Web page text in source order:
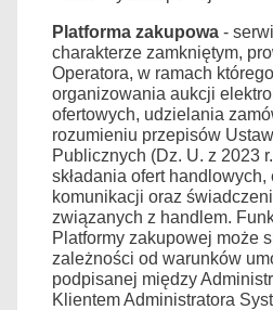
Platforma zakupowa -
charakterze zamkniętym,
Operatora, w ramach
organizowania aukcji
ofertowych, udzielania
rozumieniu przepisów
Publicznych (Dz. U. z 2023
składania ofert
komunikacji oraz
związanych z handlem.
Platformy zakupowej może
zależności od warunków
podpisanej między
Klientem Administratora